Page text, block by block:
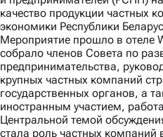
качество продукции частных
экономики Республики
Мероприятие прошло в отеле
собрало членов Совета по
предпринимательства,
крупных частных компаний
государственных органов, а
иностранным участием,
Центральной темой
стала роль частных компаний